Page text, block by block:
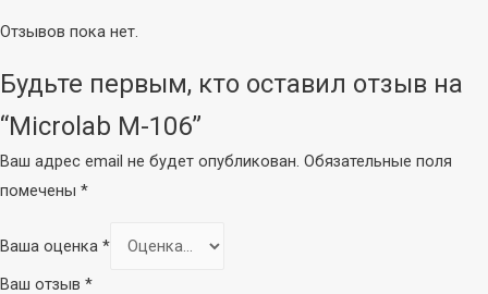
Для конференций
Отзывов пока нет.
Будьте первым, кто оставил отзыв на
“Microlab M-106”
Ваш адрес email не будет опубликован. Обязательные поля
помечены *
Ваша оценка *
Ваш отзыв *